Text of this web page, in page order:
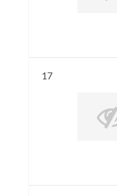
Résultat n°
17